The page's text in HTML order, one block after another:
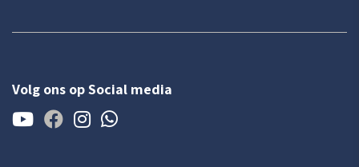
Volg ons op Social media